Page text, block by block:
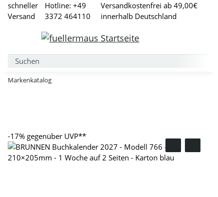
schneller
Versand
Hotline: +49
3372 464110
Versandkostenfrei ab 49,00€
innerhalb Deutschland
Markenkatalog
-17% gegenüber UVP**